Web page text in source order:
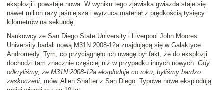
eksplozji i powstaje nowa. W wyniku tego zjawiska gwiazda staje się
nawet milion razy jaśniejsza i wyrzuca materiał z prędkością tysięcy
kilometrów na sekundę.
Naukowcy ze San Diego State University i Liverpool John Moores
University badali nową M31N 2008-12a znajdującą się w Galaktyce
Andromedy. Tym, co przyciągnęło ich uwagę był fakt, że do eksplozji
dochodzi tam znacznie częściej niż w przypadku innych nowych. Gdy
odkryliśmy, że M31N 2008-12a eksploduje co roku, byliśmy bardzo
zaskoczeni, mówi Allen Shafter z San Diego. Typowe nowe eksplodują